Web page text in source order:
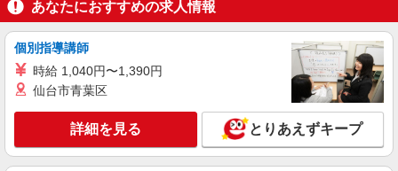
派遣社員
株式会社kotrio /●UT-H-2086504
＜さくら市＞小さなデイサービスSTAFF≪週3
勤務≫≪夕方退社≫
時給1500円〜2125円 ＜日払い有/週払い有/交
さくら市
キープ 詳細を見る
あなたにおすすめの求人情報
個別指導講師
時給 1,040円〜1,390円
仙台市青葉区
詳細を見る とりあえずキープ